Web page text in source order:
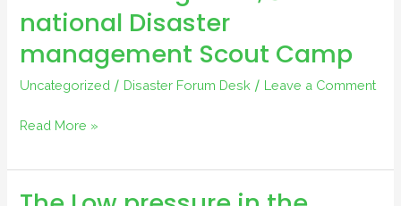
Orders
on
Disaster
(SOD)
national Disaster
management Scout Camp
Uncategorized / Disaster Forum Desk / Leave a Comment
BPP
Fair,
3rd
Read More »